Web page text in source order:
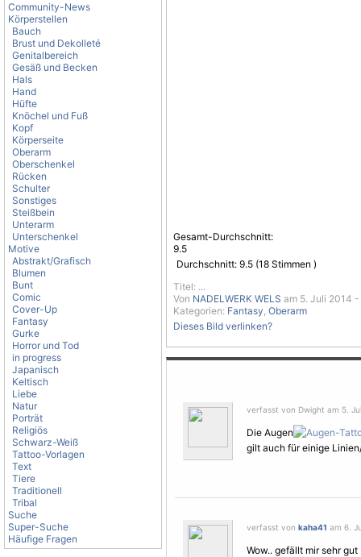
Community-News
Körperstellen
Bauch
Brust und Dekolleté
Genitalbereich
Gesäß und Becken
Hals
Hand
Hüfte
Knöchel und Fuß
Kopf
Körperseite
Oberarm
Oberschenkel
Rücken
Schulter
Sonstiges
Steißbein
Unterarm
Unterschenkel
Motive
Abstrakt/Grafisch
Blumen
Bunt
Comic
Cover-Up
Fantasy
Gurke
Horror und Tod
in progress
Japanisch
Keltisch
Liebe
Natur
Porträt
Religiös
Schwarz-Weiß
Tattoo-Vorlagen
Text
Tiere
Traditionell
Tribal
Suche
Super-Suche
Häufige Fragen
Gesamt-Durchschnitt:
9.5
Durchschnitt: 9.5 (18 Stimmen )
Titel: ...
Von NADELWERK WELS am 5. Juli 2014 -
Kategorien: Fantasy, Oberarm
Dieses Bild verlinken?
verfasst von Dwight am 5.
Die Augen
gilt auch für einige
verfasst von kaha41 am 6.
Wow.. gefällt mir sehr gut